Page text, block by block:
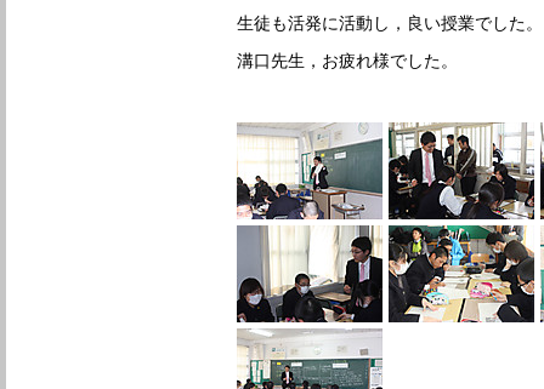
生徒も活発に活動し，良い授業でした。
溝口先生，お疲れ様でした。